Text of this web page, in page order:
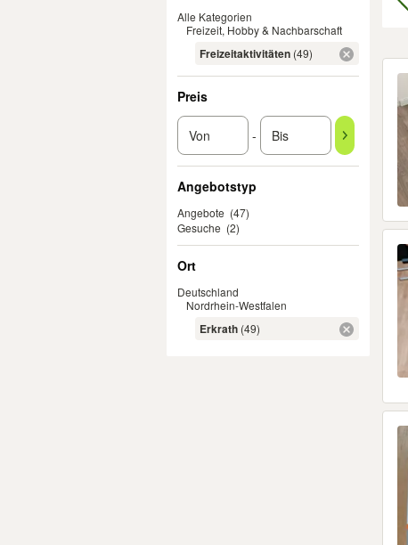
Alle Kategorien
Freizeit, Hobby & Nachbarschaft
Freizeitaktivitäten (49)
Preis
-
Angebotstyp
Angebote (47)
Gesuche (2)
Ort
Deutschland
Nordrhein-Westfalen
Erkrath (49)